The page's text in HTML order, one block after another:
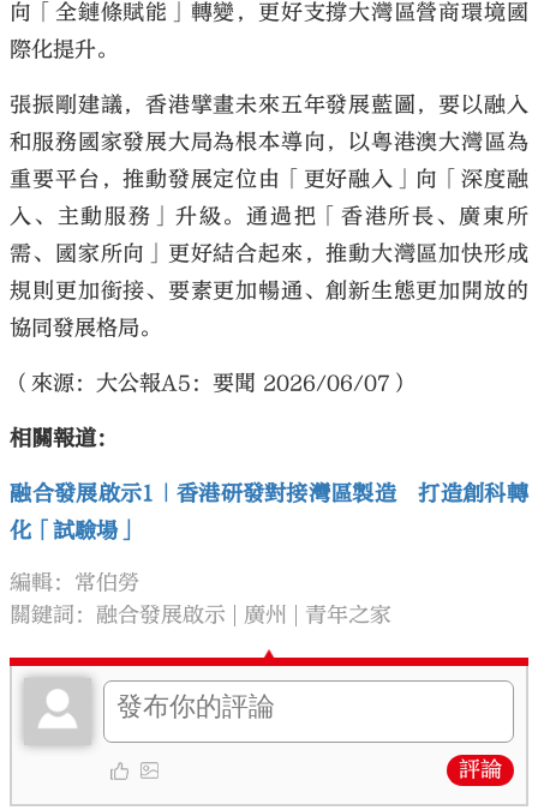
向「全鏈條賦能」轉變，更好支撐大灣區營商環境國
際化提升。
張振剛建議，香港擘畫未來五年發展藍圖，要以融入
和服務國家發展大局為根本導向，以粵港澳大灣區為
重要平台，推動發展定位由「更好融入」向「深度融
入、主動服務」升級。通過把「香港所長、廣東所
需、國家所向」更好結合起來，推動大灣區加快形成
規則更加銜接、要素更加暢通、創新生態更加開放的
協同發展格局。
（來源：大公報A5：要聞 2026/06/07）
相關報道：
融合發展啟示1｜香港研發對接灣區製造 打造創科轉
化「試驗場」
編輯：常伯勞
關鍵詞：融合發展啟示 廣州 青年之家
評論